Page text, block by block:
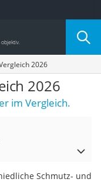
2026
2026
im Vergleich.
Schmutz- und